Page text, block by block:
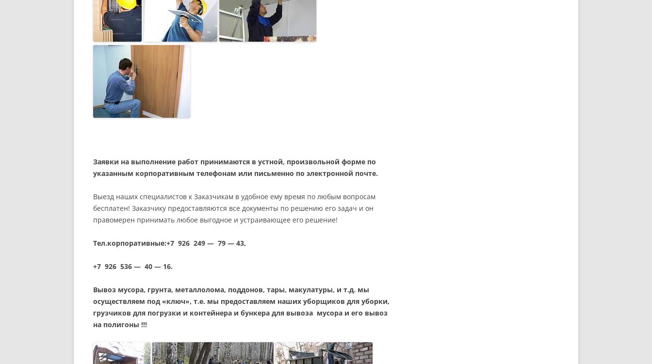
Заявки на выполнение работ принимаются в устной, произвольной форме по
указанным корпоративным телефонам или письменно по электронной почте.
Выезд наших специалистов к Заказчикам в удобное ему время по любым вопросам
бесплатен! Заказчику предоставляются все документы по решению его задач и он
правомерен принимать любое выгодное и устраивающее его решение!
Тел.корпоративные:+7 926 249 — 79 — 43,
+7 926 536 — 40 — 16.
Вывоз мусора, грунта, металлолома, поддонов, тары, макулатуры, и т.д. мы
осуществляем под «ключ», т.е. мы предоставляем наших уборщиков для уборки,
грузчиков для погрузки и контейнера и бункера для вывоза мусора и его вывоз
на полигоны !!!